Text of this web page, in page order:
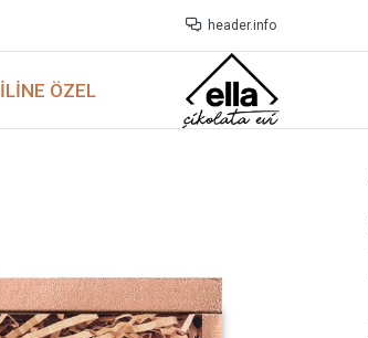
header.info
ÖZEL